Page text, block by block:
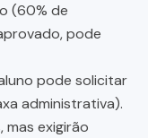
(60% de
pode
pode solicitar
administrativa).
mas exigirão